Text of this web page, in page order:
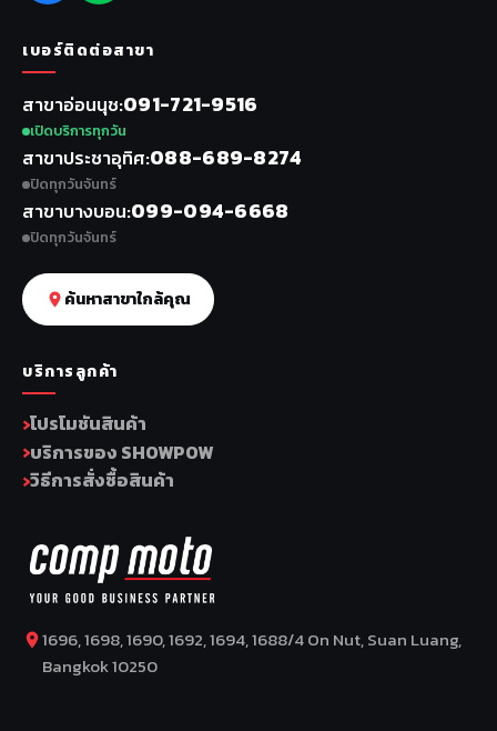
เบอร์ติดต่อสาขา
สาขาอ่อนนุช 091-721-9516
เปิดบริการทุกวัน
สาขาประชาอุทิศ 088-689-8274
ปิดทุกวันจันทร์
สาขาบางบอน 099-094-6668
ปิดทุกวันจันทร์
ค้นหาสาขาใกล้คุณ
บริการลูกค้า
โปรโมชันสินค้า
บริการของ SHOWPOW
วิธีการสั่งซื้อสินค้า
1696, 1698, 1690, 1692, 1694, 1688/4 On Nut, Suan Luang,
Bangkok 10250